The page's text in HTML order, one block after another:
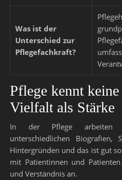
Was ist der
Unterschied zur
Pflegefachkraft?
Pflege kennt
Vielfalt als Stärke
In der Pflege arbeiten
unterschiedlichen Biografien,
Hintergründen und das ist gut
mit Patientinnen und
und Verständnis an.